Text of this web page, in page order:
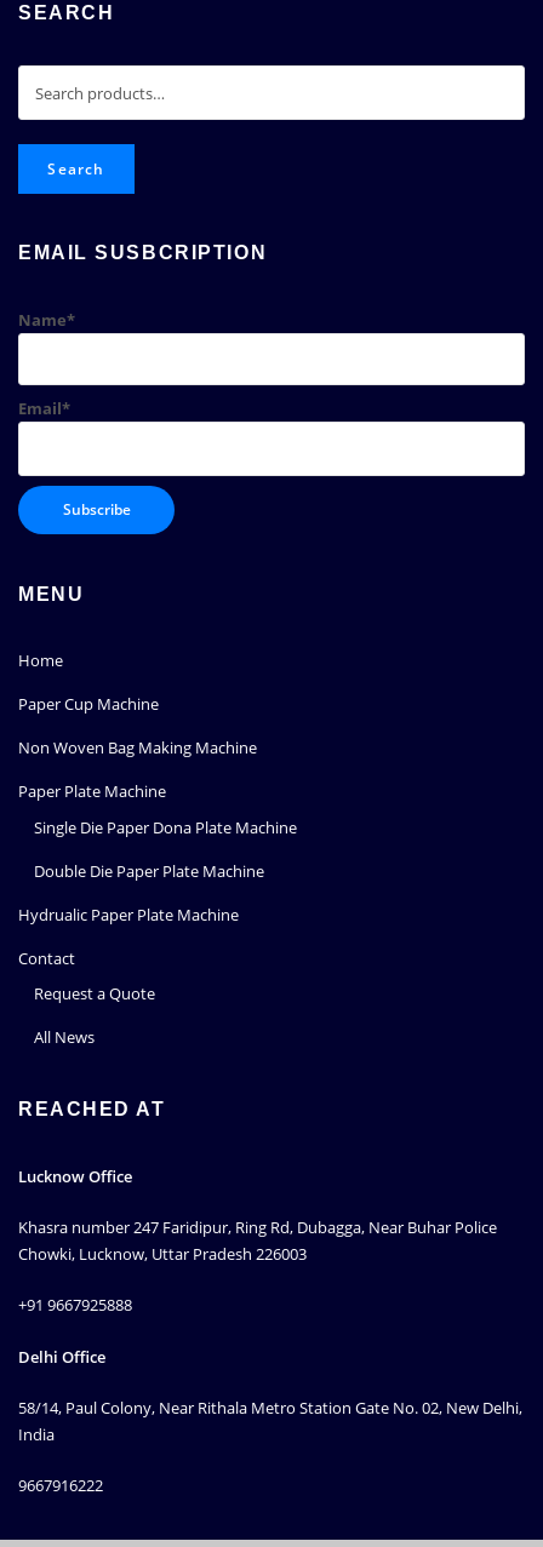
SEARCH
for:
Search
EMAIL SUSBCRIPTION
Name*
Email*
MENU
Home
Paper Cup Machine
Non Woven Bag Making Machine
Paper Plate Machine
Single Die Paper Dona Plate Machine
Double Die Paper Plate Machine
Hydrualic Paper Plate Machine
Contact
Request a Quote
All News
REACHED AT
Lucknow Office
Khasra number 247 Faridipur, Ring Rd, Dubagga, Near Buhar Police
Chowki, Lucknow, Uttar Pradesh 226003
+91 9667925888
Delhi Office
58/14, Paul Colony, Near Rithala Metro Station Gate No. 02, New Delhi,
India
9667916222